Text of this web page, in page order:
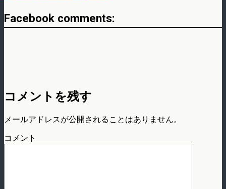
Facebook comments:
コメントを残す
メールアドレスが公開されることはありません。
コメント